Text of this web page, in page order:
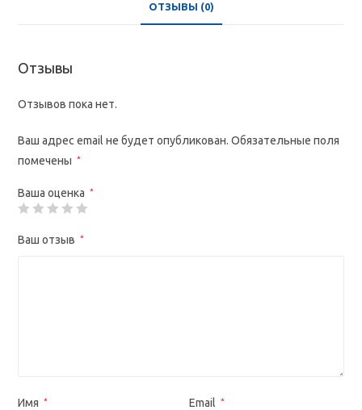
ОТЗЫВЫ (0)
Отзывы
Отзывов пока нет.
Ваш адрес email не будет опубликован. Обязательные поля
помечены
*
Ваша оценка *
Ваш отзыв *
Имя * Email *